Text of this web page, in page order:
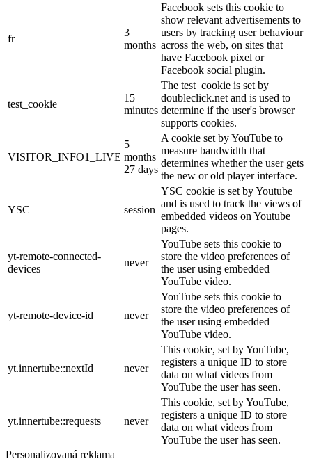
fr
3
months
Facebook sets this cookie to
show relevant advertisements to
users by tracking user behaviour
across the web, on sites that
have Facebook pixel or
Facebook social plugin.
test_cookie
15
minutes
The test_cookie is set by
doubleclick.net and is used to
determine if the user's browser
supports cookies.
VISITOR_INFO1_LIVE
5
months
27 days
A cookie set by YouTube to
measure bandwidth that
determines whether the user gets
the new or old player interface.
YSC session
YSC cookie is set by Youtube
and is used to track the views of
embedded videos on Youtube
pages.
yt-remote-connected-
devices
never
YouTube sets this cookie to
store the video preferences of
the user using embedded
YouTube video.
yt-remote-device-id never
YouTube sets this cookie to
store the video preferences of
the user using embedded
YouTube video.
yt.innertube::nextId never
This cookie, set by YouTube,
registers a unique ID to store
data on what videos from
YouTube the user has seen.
yt.innertube::requests never
This cookie, set by YouTube,
registers a unique ID to store
data on what videos from
YouTube the user has seen.
Personalizovaná reklama